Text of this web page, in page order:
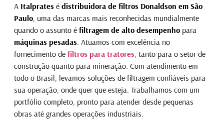
A Italpratesé distribuidora de filtros Donaldson em São
Paulo, uma das marcas mais reconhecidas mundialmente
quando o assunto é filtragem de alto desempenhopara
máquinas pesadas. Atuamos com excelência no
fornecimento de filtros para tratores, tanto para o setor de
construção quanto para mineração. Com atendimento em
todo o Brasil, levamos soluções de filtragem confiáveis para
sua operação, onde quer que esteja. Trabalhamos com um
portfólio completo, pronto para atender desde pequenas
obras até grandes operações industriais.